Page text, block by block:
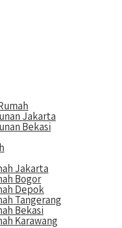
Jakarta
Bekasi
Jakarta
Bogor
Depok
Tangerang
Bekasi
Karawang